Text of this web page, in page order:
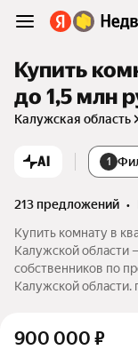
Купить
до 1,5 млн
Калужская область
AI 1
213 предложений •
Купить комнату в
Калужской области
собственников по
Калужской
900 000 ₽